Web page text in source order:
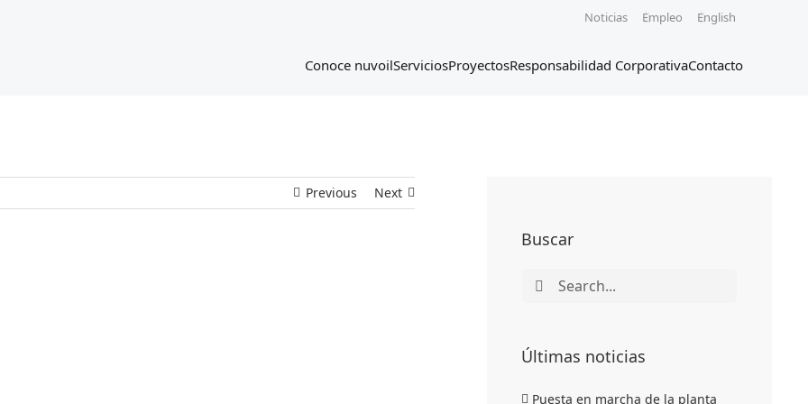
Noticias Empleo English
Conoce nuvoilServiciosProyectosResponsabilidad CorporativaContacto
Previous Next
Buscar
Search
Últimas noticias
Puesta en marcha de la planta